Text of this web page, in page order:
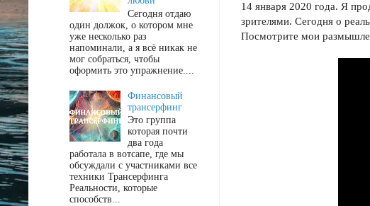
14 января 2020 года. Я
зрителями. Сегодня о
Посмотрите мои
Сегодня отдаю
один должок, о котором мне
уже несколько раз
напоминали, а я всё никак не
мог собраться, чтобы
оформить это упражнение....
Финансовый
трансерфинг
Это группа
которая почти
два года
работала в вотсапе, где мы
обсуждали с участниками все
техники Трансерфинга
Реальности, которые
способств...